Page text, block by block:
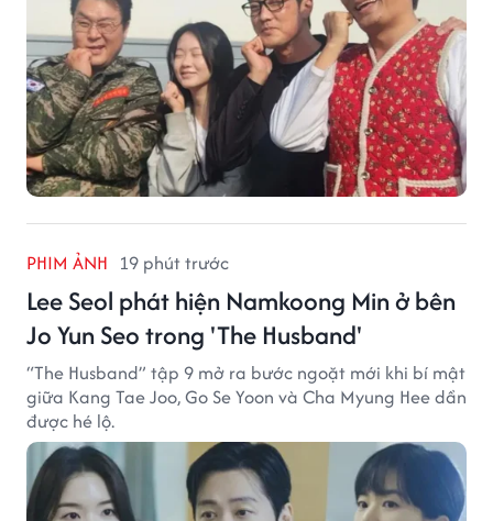
PHIM ẢNH 19 phút trước
Lee Seol phát hiện Namkoong Min ở bên
Jo Yun Seo trong 'The Husband'
“The Husband” tập 9 mở ra bước ngoặt mới khi bí mật
giữa Kang Tae Joo, Go Se Yoon và Cha Myung Hee dần
được hé lộ.